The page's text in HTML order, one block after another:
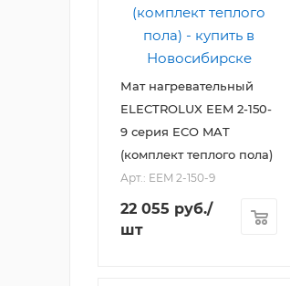
Мат нагревательный
ELECTROLUX EEM 2-150-
9 серия ECO MAT
(комплект теплого пола)
Арт.: EEM 2-150-9
22 055 руб./
шт